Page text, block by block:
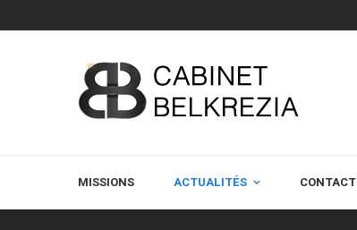
MISSIONS ACTUALITÉS CONTACT